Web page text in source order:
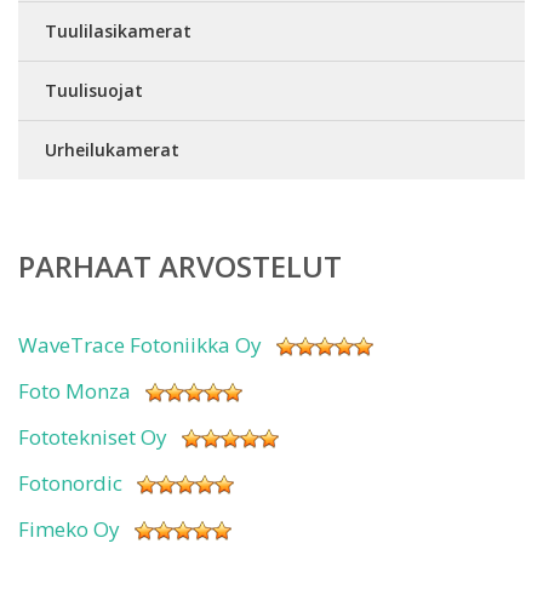
Tuulilasikamerat
Tuulisuojat
Urheilukamerat
PARHAAT ARVOSTELUT
WaveTrace Fotoniikka Oy
Foto Monza
Fototekniset Oy
Fotonordic
Fimeko Oy